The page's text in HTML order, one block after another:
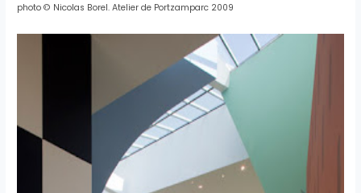
photo © Nicolas Borel. Atelier de Portzamparc 2009